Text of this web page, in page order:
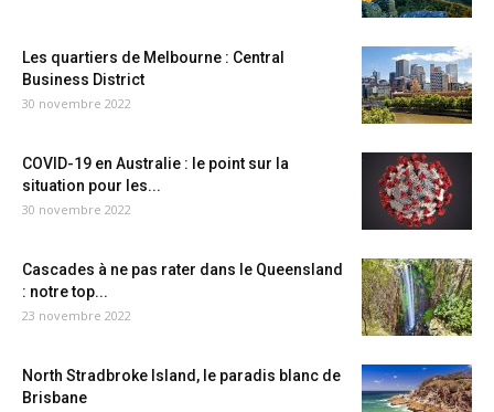
Les quartiers de Melbourne : Central
Business District
30 novembre 2022
COVID-19 en Australie : le point sur la
situation pour les...
30 novembre 2022
Cascades à ne pas rater dans le Queensland
: notre top...
23 novembre 2022
North Stradbroke Island, le paradis blanc de
Brisbane